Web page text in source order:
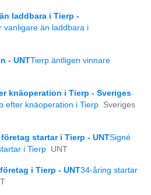
laddbara i Tierp -
vanligare än laddbara i
- UNTTierp äntligen vinnare
knäoperation i Tierp - Sveriges
efter knäoperation i Tierp Sveriges
startar i Tierp - UNTSigné
i Tierp UNT
i Tierp - UNT34-åring startar